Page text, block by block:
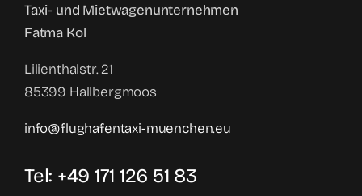
Taxi- und Mietwagenunternehmen
Fatma Kol
Lilienthalstr. 21
85399 Hallbergmoos
info@flughafentaxi-muenchen.eu
Tel: +49 171 126 51 83